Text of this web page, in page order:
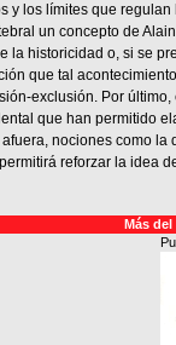
y los límites que regulan
un concepto de
la historicidad o, si se
que tal
exclusión. Por
que han permitido
nociones como la
reforzar la idea
Más del